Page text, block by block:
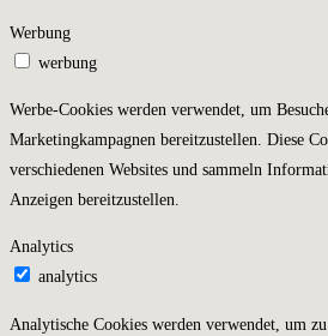
Werbung
werbung
Werbe-Cookies werden verwendet, um
Marketingkampagnen bereitzustellen. Diese
verschiedenen Websites und sammeln
Anzeigen bereitzustellen.
Analytics
analytics
Analytische Cookies werden verwendet, um